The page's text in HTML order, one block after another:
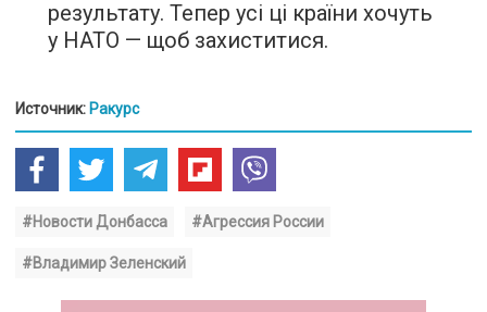
результату. Тепер усі ці країни хочуть
у НАТО — щоб захиститися.
Источник: Ракурс
#Новости Донбасса #Агрессия России
#Владимир Зеленский